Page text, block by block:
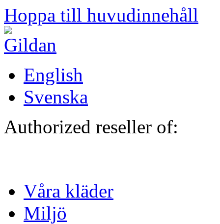
Hoppa till huvudinnehåll
English
Svenska
Authorized reseller of:
Våra kläder
Miljö